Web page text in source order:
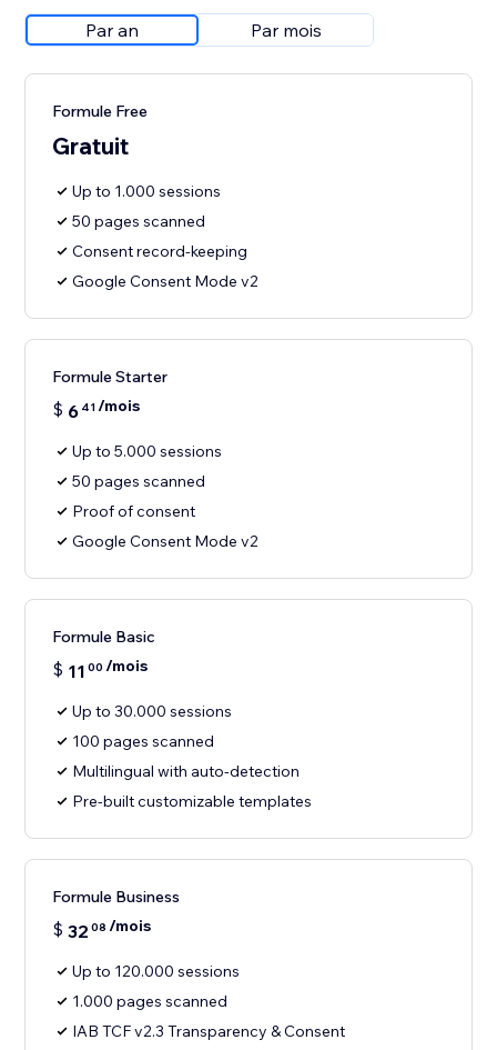
Par an Par mois
Formule Free
Gratuit
Up to 1.000 sessions
50 pages scanned
Consent record-keeping
Google Consent Mode v2
Formule Starter
$ 6 41/mois
Up to 5.000 sessions
50 pages scanned
Proof of consent
Google Consent Mode v2
Formule Basic
$ 11 00 /mois
Up to 30.000 sessions
100 pages scanned
Multilingual with auto-detection
Pre-built customizable templates
Formule Business
$ 32 08 /mois
Up to 120.000 sessions
1.000 pages scanned
IAB TCF v2.3 Transparency & Consent